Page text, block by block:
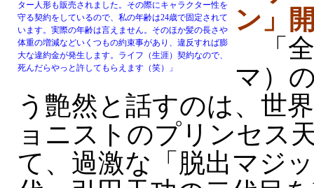
ター人形も販売されました。その際にキャラクター性を
守る契約をしているので、私の年齢は24歳で固定されて
います。実際の年齢は言えません。そのほか髪の長さや
体重の増減などいくつもの約束事があり、違反すれば膨
大な違約金が発生します。ライフ（生涯）契約なので、
死んだらやっと許してもらえます（笑）」
ン」
「全
マ）
う艶然と話すのは、世
ョニストのプリンセス
て、過激な「脱出マジ